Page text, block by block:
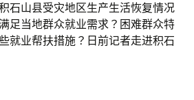
石山县受灾地区生产生活恢复情况
足当地群众就业需求？困难群众特
就业帮扶措施？日前记者走进积石